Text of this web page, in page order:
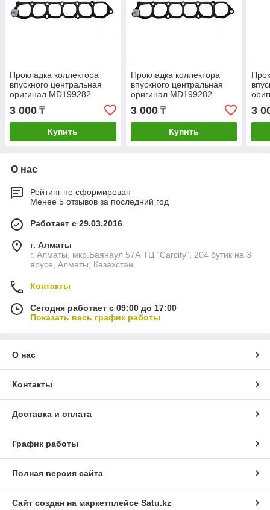
Прокладка коллектора
впускного центральная
оригинал MD199282
K96W V73W V75W
Паджеро монтеро спорт
ОРИГИНАЛ
3 000 ₸
Купить
Прокладка коллектора
впускного центральная
оригинал MD199282
K96W V73W V75W
Паджеро монтеро спорт
ОРИГИНАЛ
3 000₸
Купить
3
О нас
Рейтинг не сформирован
Менее 5 отзывов за последний год
Работает с 29.03.2016
г. Алматы
г. Алматы, мкр.Баянаул 57А ТЦ "Carcity", 204 бутик на 3
ярусе, Алматы, Казахстан
Контакты
Сегодня работает с 09:00 до 17:00
Показать весь график работы
О нас
Контакты
Доставка и оплата
График работы
Полная версия сайта
Сайт создан на маркетплейсе Satu.kz